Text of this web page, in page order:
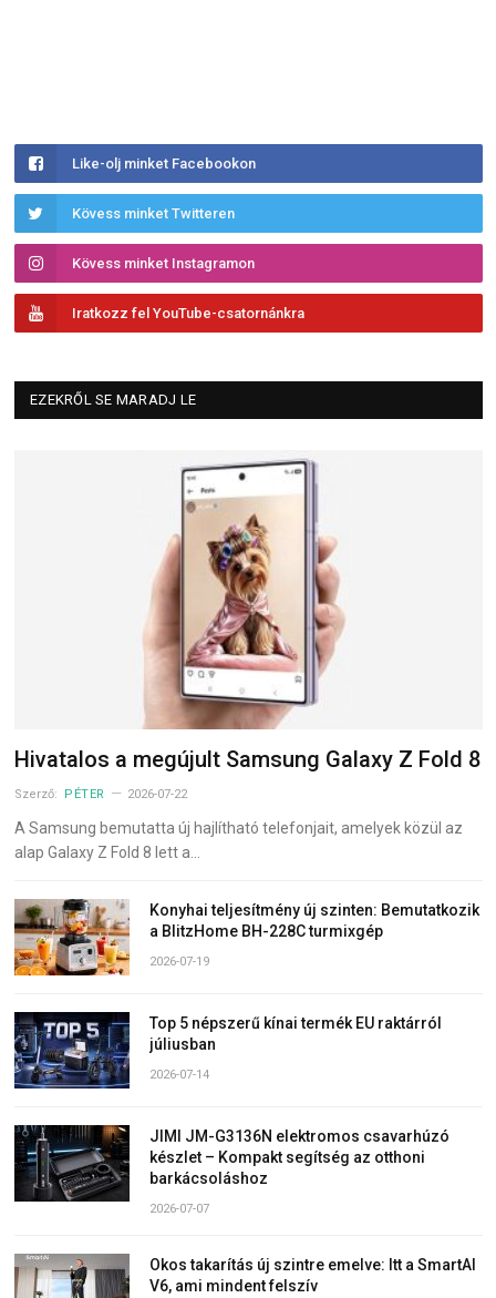
Like-olj minket Facebookon
Kövess minket Twitteren
Kövess minket Instagramon
Iratkozz fel YouTube-csatornánkra
EZEKRŐL SE MARADJ LE
Hivatalos a megújult Samsung Galaxy Z Fold 8
Szerző: PÉTER 2026-07-22
A Samsung bemutatta új hajlítható telefonjait, amelyek közül az
alap Galaxy Z Fold 8 lett a…
Konyhai teljesítmény új szinten: Bemutatkozik
a BlitzHome BH-228C turmixgép
2026-07-19
Top 5 népszerű kínai termék EU raktárról
júliusban
2026-07-14
JIMI JM-G3136N elektromos csavarhúzó
készlet – Kompakt segítség az otthoni
barkácsoláshoz
2026-07-07
Okos takarítás új szintre emelve: Itt a SmartAI
V6, ami mindent felszív